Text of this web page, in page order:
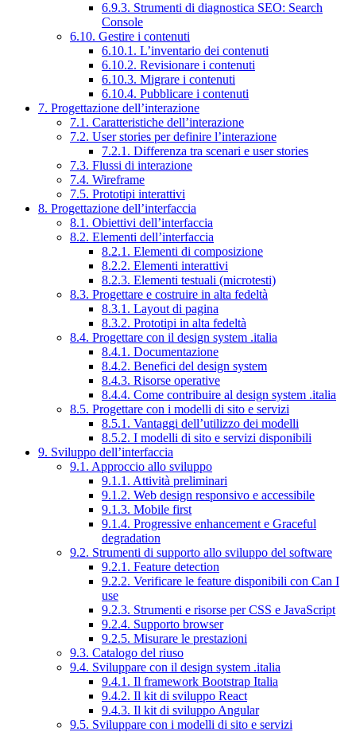
6.9.3. Strumenti di diagnostica SEO: Search
Console
6.10. Gestire i contenuti
6.10.1. L’inventario dei contenuti
6.10.2. Revisionare i contenuti
6.10.3. Migrare i contenuti
6.10.4. Pubblicare i contenuti
7. Progettazione dell’interazione
7.1. Caratteristiche dell’interazione
7.2. User stories per definire l’interazione
7.2.1. Differenza tra scenari e user stories
7.3. Flussi di interazione
7.4. Wireframe
7.5. Prototipi interattivi
8. Progettazione dell’interfaccia
8.1. Obiettivi dell’interfaccia
8.2. Elementi dell’interfaccia
8.2.1. Elementi di composizione
8.2.2. Elementi interattivi
8.2.3. Elementi testuali (microtesti)
8.3. Progettare e costruire in alta fedeltà
8.3.1. Layout di pagina
8.3.2. Prototipi in alta fedeltà
8.4. Progettare con il design system .italia
8.4.1. Documentazione
8.4.2. Benefici del design system
8.4.3. Risorse operative
8.4.4. Come contribuire al design system .italia
8.5. Progettare con i modelli di sito e servizi
8.5.1. Vantaggi dell’utilizzo dei modelli
8.5.2. I modelli di sito e servizi disponibili
9. Sviluppo dell’interfaccia
9.1. Approccio allo sviluppo
9.1.1. Attività preliminari
9.1.2. Web design responsivo e accessibile
9.1.3. Mobile first
9.1.4. Progressive enhancement e Graceful
degradation
9.2. Strumenti di supporto allo sviluppo del software
9.2.1. Feature detection
9.2.2. Verificare le feature disponibili con Can I
use
9.2.3. Strumenti e risorse per CSS e JavaScript
9.2.4. Supporto browser
9.2.5. Misurare le prestazioni
9.3. Catalogo del riuso
9.4. Sviluppare con il design system .italia
9.4.1. Il framework Bootstrap Italia
9.4.2. Il kit di sviluppo React
9.4.3. Il kit di sviluppo Angular
9.5. Sviluppare con i modelli di sito e servizi